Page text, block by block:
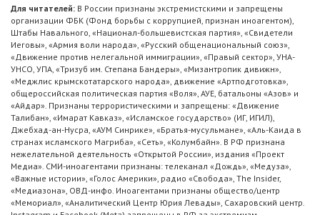
Для читателей: В России признаны экстремистскими и запрещены
организации ФБК (Фонд борьбы с коррупцией, признан иноагентом),
Штабы Навального, «Национал-большевистская партия», «Свидетели
Иеговы», «Армия воли народа», «Русский общенациональный союз»,
«Движение против нелегальной иммиграции», «Правый сектор», УНА-
УНСО, УПА, «Тризуб им. Степана Бандеры», «Мизантропик дивижн»,
«Меджлис крымскотатарского народа», движение «Артподготовка»,
общероссийская политическая партия «Воля», АУЕ, батальоны «Азов» и
«Айдар». Признаны террористическими и запрещены: «Движение
Талибан», «Имарат Кавказ», «Исламское государство» (ИГ, ИГИЛ),
Джебхад-ан-Нусра, «АУМ Синрике», «Братья-мусульмане», «Аль-Каида в
странах исламского Магриба», «Сеть», «Колумбайн». В РФ признана
нежелательной деятельность «Открытой России», издания «Проект
Медиа». СМИ-иноагентами признаны: телеканал «Дождь», «Медуза»,
«Важные истории», «Голос Америки», радио «Свобода», The Insider,
«Медиазона», ОВД-инфо. Иноагентами признаны общество/центр
«Мемориал», «Аналитический Центр Юрия Левады», Сахаровский центр.